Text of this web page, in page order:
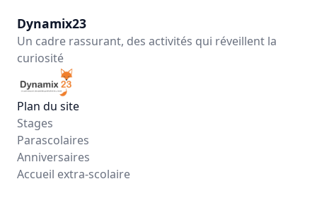
Dynamix23
Un cadre rassurant, des activités qui réveillent la
curiosité
Plan du site
Stages
Parascolaires
Anniversaires
Accueil extra-scolaire